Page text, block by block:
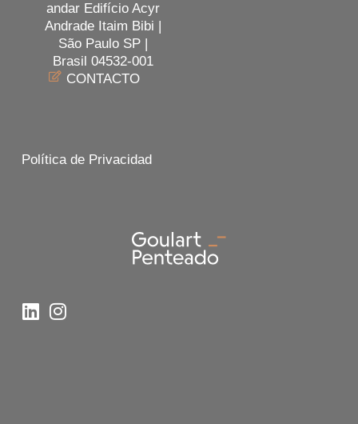
andar Edifício Acyr
Andrade Itaim Bibi |
São Paulo SP |
Brasil 04532-001
CONTACTO
Política de Privacidad